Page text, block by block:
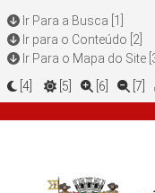
Ir Para a Busca [1]
Ir para o Conteúdo [2]
Ir Para o Mapa do Site
[4]
[5] [6] [7]